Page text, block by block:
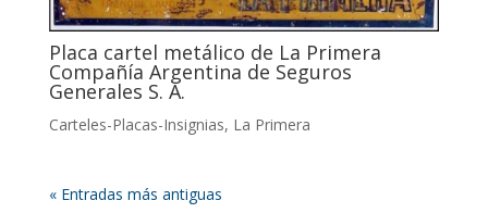
Placa cartel metálico de La Primera
Compañía Argentina de Seguros
Generales S. A.
Carteles-Placas-Insignias, La Primera
« Entradas más antiguas